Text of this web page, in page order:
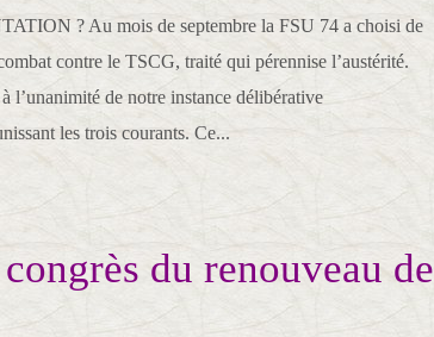
? Au mois de septembre la FSU 74 a choisi de
contre le TSCG, traité qui pérennise l’austérité.
l’unanimité de notre instance délibérative
les trois courants. Ce...
du renouveau de